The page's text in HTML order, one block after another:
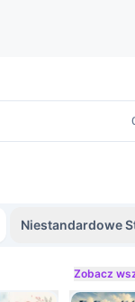
Niestandardowe
Zobacz